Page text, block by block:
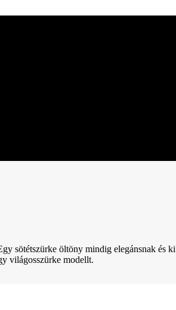
sötétszürke öltöny mindig elegánsnak és
világosszürke modellt.